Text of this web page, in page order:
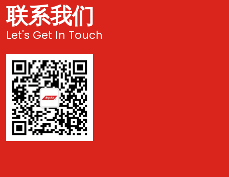
联系我们
Let's Get In Touch